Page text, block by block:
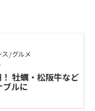
/ グルメ
牡蠣・松阪牛など
ブルに